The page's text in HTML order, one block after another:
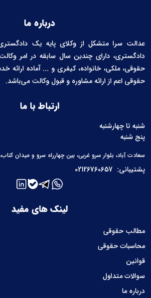
درباره ما
عدالت سرا متشکل از وکلای پایه یک
دادگستری، دارای چندین سال سابقه در امر
حقوقی، ملکی، خانواده، کیفری و ... آماده ارائه
حقوقی اعم از ارائه مشاوره و قبول وکالت می‌باشد.
لینک های مفید
مطالب حقوقی
محاسبات حقوقی
قوانین
سوالات متداول
درباره ما
ارتباط با ما
شنبه تا چهارشنبه
پنج شنبه
سعادت آباد، بلوار سرو غربی، بین چهارراه سرو و میدان کتاب، پلاک ۱۴۵،
پشتیبانی: 02126760657